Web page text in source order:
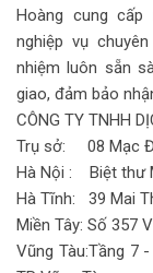
Hoàng cung
nghiệp vụ
nhiệm luôn sẵn
giao, đảm bảo
CÔNG TY TNHH
Trụ sở: 08 Mạc
Hà Nội : Biệt thư
Hà Tĩnh: 39 Mai
Miền Tây: Số 357
Vũng Tàu:Tầng 7